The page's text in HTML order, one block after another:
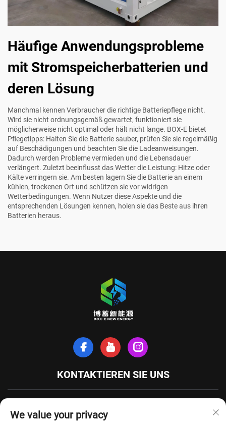
Häufige Anwendungsprobleme
mit Stromspeicherbatterien und
deren Lösung
Manchmal kennen Verbraucher die richtige Batteriepflege nicht.
Wird sie nicht ordnungsgemäß gewartet, funktioniert sie
möglicherweise nicht optimal oder hält nicht lange. BOX-E bietet
Pflegetipps: Halten Sie die Batterie sauber, prüfen Sie sie regelmäßig
auf Beschädigungen und beachten Sie die Ladeanweisungen.
Dadurch werden Probleme vermieden und die Lebensdauer
verlängert. Zuletzt beeinflusst das Wetter die Leistung: Hitze oder
Kälte verringern sie. Am besten lagern Sie die Batterie an einem
kühlen, trockenen Ort und schützen sie vor widrigen
Wetterbedingungen. Wenn Nutzer diese Aspekte und die
entsprechenden Lösungen kennen, holen sie das Beste aus ihren
Batterien heraus.
KONTAKTIEREN SIE UNS
We value your privacy